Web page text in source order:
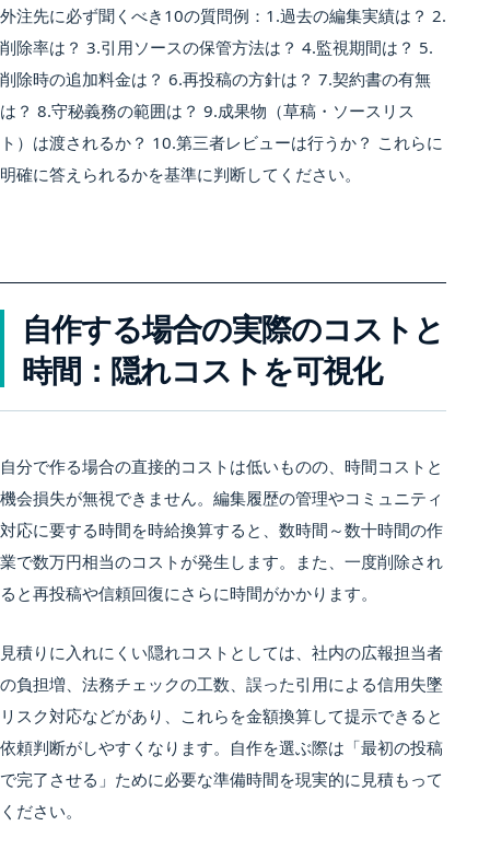
外注先に必ず聞くべき10の質問例：1.過去の編集実績は？ 2.
削除率は？ 3.引用ソースの保管方法は？ 4.監視期間は？ 5.
削除時の追加料金は？ 6.再投稿の方針は？ 7.契約書の有無
は？ 8.守秘義務の範囲は？ 9.成果物（草稿・ソースリス
ト）は渡されるか？ 10.第三者レビューは行うか？ これらに
明確に答えられるかを基準に判断してください。
自作する場合の実際のコストと
時間：隠れコストを可視化
自分で作る場合の直接的コストは低いものの、時間コストと
機会損失が無視できません。編集履歴の管理やコミュニティ
対応に要する時間を時給換算すると、数時間～数十時間の作
業で数万円相当のコストが発生します。また、一度削除され
ると再投稿や信頼回復にさらに時間がかかります。
見積りに入れにくい隠れコストとしては、社内の広報担当者
の負担増、法務チェックの工数、誤った引用による信用失墜
リスク対応などがあり、これらを金額換算して提示できると
依頼判断がしやすくなります。自作を選ぶ際は「最初の投稿
で完了させる」ために必要な準備時間を現実的に見積もって
ください。